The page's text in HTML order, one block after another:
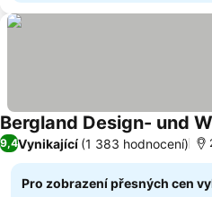
Bergland Design- und
9,4Vynikající (1 383 hodnocení)
Pro zobrazení přesných cen